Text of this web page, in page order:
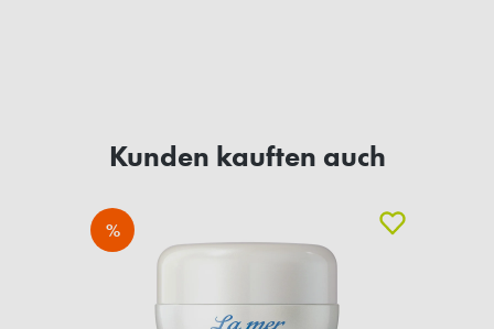
Kunden kauften auch
%